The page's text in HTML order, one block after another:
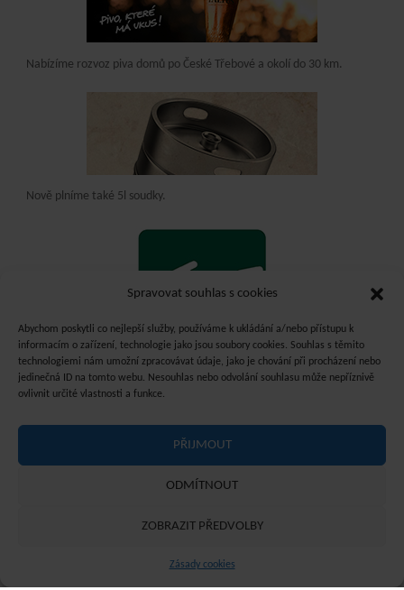
Spravovat souhlas s cookies
Abychom poskytli co nejlepší služby, používáme k ukládání a/nebo přístupu k
informacím o zařízení, technologie jako jsou soubory cookies. Souhlas s těmito
technologiemi nám umožní zpracovávat údaje, jako je chování při procházení nebo
jedinečná ID na tomto webu. Nesouhlas nebo odvolání souhlasu může nepříznivě
ovlivnit určité vlastnosti a funkce.
PŘIJMOUT
ODMÍTNOUT
ZOBRAZIT PŘEDVOLBY
Zásady cookies
Nabízíme rozvoz piva domů po České Třebové a okolí do 30 km.
Nově plníme také 5l soudky.
Powered byFluida&WordPress.